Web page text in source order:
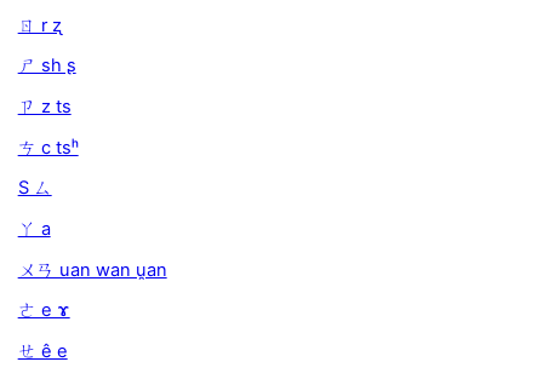
ㄖ r ʐ
ㄕ sh ʂ
ㄗ z ts
ㄘ c tsʰ
S ㄙ
ㄚ a
ㄨㄢ uan wan u̯an
ㄜ e ɤ
ㄝ ê e